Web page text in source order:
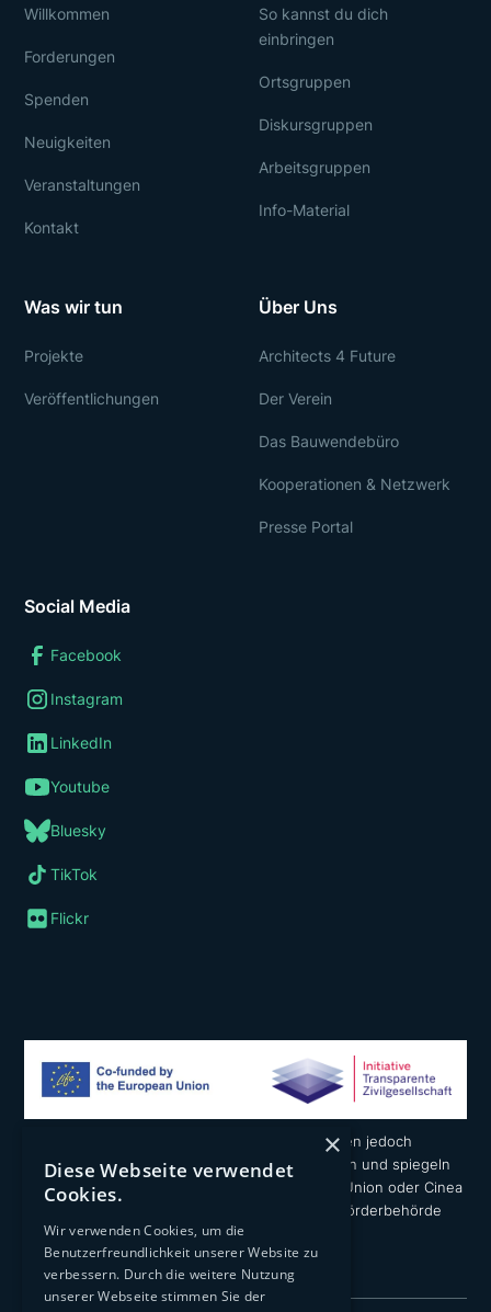
Willkommen
Forderungen
Spenden
Neuigkeiten
Veranstaltungen
Kontakt
So kannst du dich
einbringen
Ortsgruppen
Diskursgruppen
Arbeitsgruppen
Info-Material
Social Media
Facebook
Instagram
LinkedIn
Youtube
Bluesky
TikTok
Flickr
Was wir tun
Projekte
Veröffentlichungen
Über Uns
Architects 4 Future
Der Verein
Das Bauwendebüro
Kooperationen & Netzwerk
Presse Portal
Die geäußerten Ansichten und Meinungen liegen jedoch
ausschließlich in der Verantwortung der Autoren und spiegeln
nicht notwendigerweise die der Europäischen Union oder Cinea
wider. Weder die Europäische Union noch die Förderbehörde
können dafür verantwortlich gemacht werden.
×
Diese Webseite verwendet
Cookies.
Wir verwenden Cookies, um die
Benutzerfreundlichkeit unserer Website zu
verbessern. Durch die weitere Nutzung
unserer Webseite stimmen Sie der